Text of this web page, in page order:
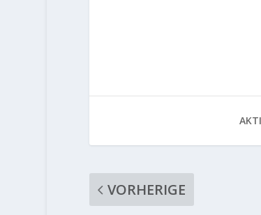
VORHERIGE